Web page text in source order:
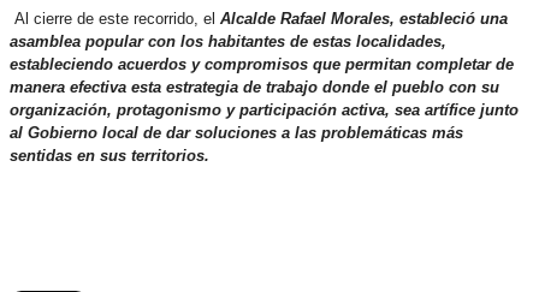
Al cierre de este recorrido, el Alcalde Rafael Morales, estableció una
asamblea popular con los habitantes de estas localidades,
estableciendo acuerdos y compromisos que permitan completar de
manera efectiva esta estrategia de trabajo donde el pueblo con su
organización, protagonismo y participación activa, sea artífice junto
al Gobierno local de dar soluciones a las problemáticas más
sentidas en sus territorios.